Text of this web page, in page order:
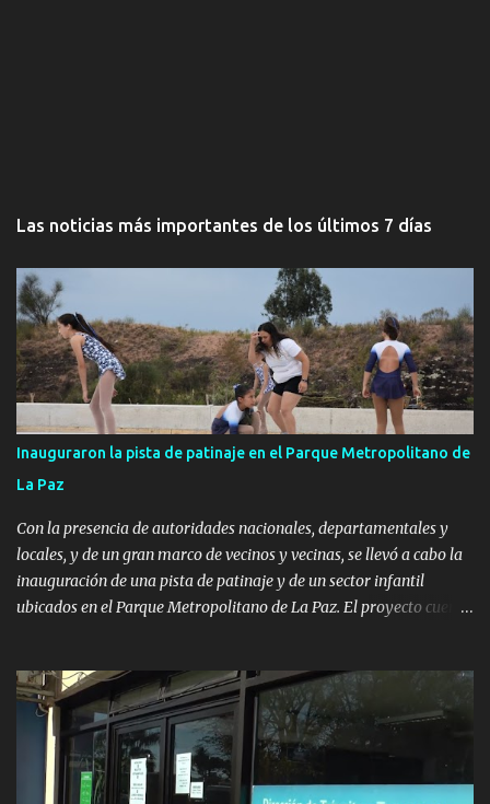
Las noticias más importantes de los últimos 7 días
Inauguraron la pista de patinaje en el Parque Metropolitano de
La Paz
Con la presencia de autoridades nacionales, departamentales y
locales, y de un gran marco de vecinos y vecinas, se llevó a cabo la
inauguración de una pista de patinaje y de un sector infantil
ubicados en el Parque Metropolitano de La Paz. El proyecto cuenta
Pública de OPP, así como aportes del Gobierno de Canelones y del
Ministerio de Transporte y Obras Públicas. La nueva
infraestructura deportiva consiste en una plataforma de 35 m por
20 m con banco de hormigón sobre sus laterales. Su destino será
polifuncional, permitiendo la práctica de patín, hockey, gimnasia y